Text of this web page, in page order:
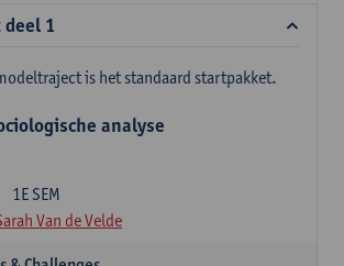
1
is het standaard startpakket.
analyse
1E SEM
Van de Velde